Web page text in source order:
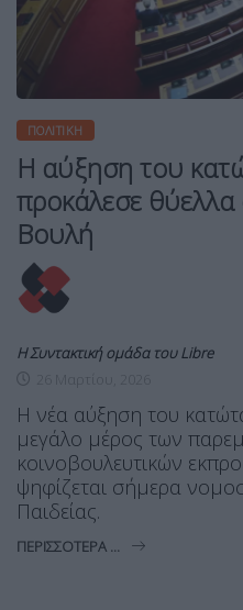
ΠΟΛΙΤΙΚΉ
Η αύξηση του
προκάλεσε
Βουλή
Η Συντακτική ομάδα του Libre
Η νέα αύξηση του
μεγάλο μέρος των
κοινοβουλευτικών
ψηφίζεται σήμερα
Παιδείας.
ΠΕΡΙΣΣΌΤΕΡΑ ...